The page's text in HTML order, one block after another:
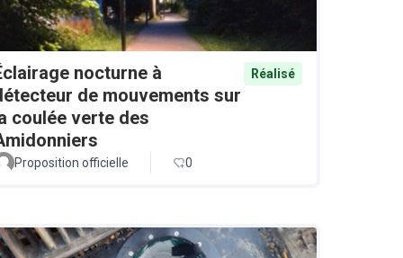
nocturne à
de mouvements sur
coulée verte des
Réalisé
Proposition officielle 0